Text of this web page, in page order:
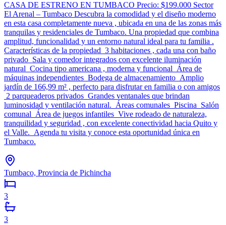
CASA DE ESTRENO EN TUMBACO Precio: $199.000 Sector
El Arenal – Tumbaco Descubra la comodidad y el diseño moderno
en esta casa completamente nueva , ubicada en una de las zonas más
tranquilas y residenciales de Tumbaco. Una propiedad que combina
amplitud, funcionalidad y un entorno natural ideal para tu familia .
Características de la propiedad 3 habitaciones , cada una con baño
privado Sala y comedor integrados con excelente iluminación
natural Cocina tipo americana , moderna y funcional Área de
máquinas independientes Bodega de almacenamiento Amplio
jardín de 166,99 m² , perfecto para disfrutar en familia o con amigos
2 parqueaderos privados Grandes ventanales que brindan
luminosidad y ventilación natural. Áreas comunales Piscina Salón
comunal Área de juegos infantiles Vive rodeado de naturaleza,
tranquilidad y seguridad , con excelente conectividad hacia Quito y
el Valle. Agenda tu visita y conoce esta oportunidad única en
Tumbaco.
Tumbaco, Provincia de Pichincha
3
3